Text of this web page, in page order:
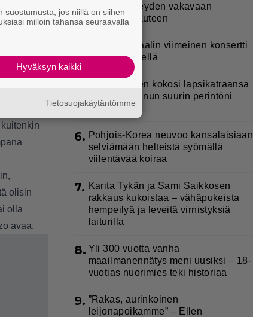
kuulla
ihmisiä,
olisin
olla
avaa.
löysivät yhteyden vakavaan
kansansairauteen
Eppu Normaalin viimeinen konsertti
esitetään Ylellä
Jani Sievinen kokosi lapsikatraansa
yhteen – ”Minun suurin perintöni
heille”
6. Pohjois-Korea neuvoo kansalaisiaan
selviämään helteistä syömällä
viilentävää koiraa
7. Karita Tykän ja Sami Saikkosen
rakkaus kukoistaa – vähäpukeista
hempeilyä ja leveitä virnistyksiä
laiturilla
8. Yli 300 vuotta vanha
maailmanennätys meni uusiksi – 18-
vuotias nuorimies teki historiaa
9. ”Rakas, aurinkoinen
leijonapoikamme” – Ellen
suostumusta, jos niillä on siihen
milloin tahansa seuraavalla
Hyväksyn kaikki
Tietosuojakäytäntömme